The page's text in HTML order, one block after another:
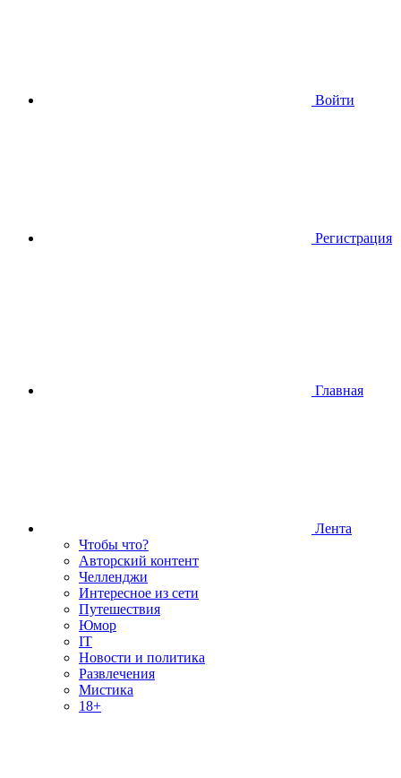
Войти
Регистрация
Главная
Лента
Чтобы что?
Авторский контент
Челленджи
Интересное из сети
Путешествия
Юмор
IT
Новости и политика
Развлечения
Мистика
18+